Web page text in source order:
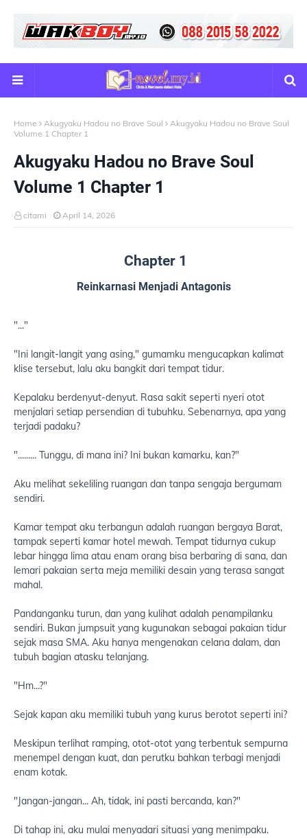
Home Akugyaku Hadou no Brave Soul
Akugyaku Hadou no Brave Soul
Volume 1 Chapter 1
Akugyaku Hadou no Brave Soul
Volume 1 Chapter 1
citami April 14, 2026
Chapter 1
Reinkarnasi Menjadi Antagonis
"..."
"Ini langit-langit yang asing," gumamku mengucapkan kalimat
klise tersebut, lalu aku bangkit dari tempat tidur.
Kepalaku berdenyut-denyut. Rasa sakit seperti nyeri otot
menjalari setiap persendian di tubuhku. Sebenarnya, apa yang
terjadi padaku?
"......... Tunggu, di mana ini? Ini bukan kamarku, kan?"
Aku melihat sekeliling ruangan dan tanpa sengaja bergumam
sendiri.
Kamar tempat aku terbangun adalah ruangan bergaya Barat,
tampak seperti kamar hotel mewah. Tempat tidurnya cukup
lebar hingga lima atau enam orang bisa berbaring di sana, dan
lemari pakaian serta meja memiliki desain yang terasa sangat
mahal.
Pandanganku turun, dan yang kulihat adalah penampilanku
sendiri. Bukan jumpsuit yang kugunakan sebagai pakaian tidur
sejak masa SMA. Aku hanya mengenakan celana dalam, dan
tubuh bagian atasku telanjang.
"Hm...?"
Sejak kapan aku memiliki tubuh yang kurus berotot seperti ini?
Meskipun terlihat ramping, otot-otot yang terbentuk sempurna
menempel dengan kuat, dan perutku bahkan terbagi menjadi
enam kotak.
"Jangan-jangan... Ah, tidak, ini pasti bercanda, kan?"
Di tahap ini, aku mulai menyadari situasi yang menimpaku.